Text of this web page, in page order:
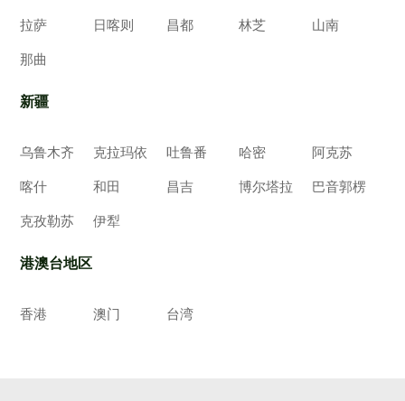
拉萨 日喀则 昌都 林芝 山南
那曲
新疆
乌鲁木齐 克拉玛依 吐鲁番 哈密 阿克苏
喀什 和田 昌吉 博尔塔拉 巴音郭楞
克孜勒苏 伊犁
港澳台地区
香港 澳门 台湾